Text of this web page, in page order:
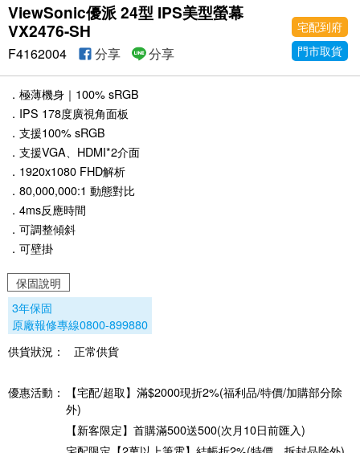
ViewSonic優派 24型 IPS美型螢幕
VX2476-SH
宅配到府
門市取貨
F4162004 分享 分享
．極薄機身｜100% sRGB
．IPS 178度廣視角面板
．支援100% sRGB
．支援VGA、HDMI*2介面
．1920x1080 FHD解析
．80,000,000:1 動態對比
．4ms反應時間
．可調整傾斜
．可壁掛
保固說明
3年保固
原廠報修專線0800-899880
供貨狀況：
正常供貨
優惠活動：
【宅配/超取】滿$2000現折2%(福利品/特價/加購部分除
外)
【新客限定】首購滿500送500(次月10日前匯入)